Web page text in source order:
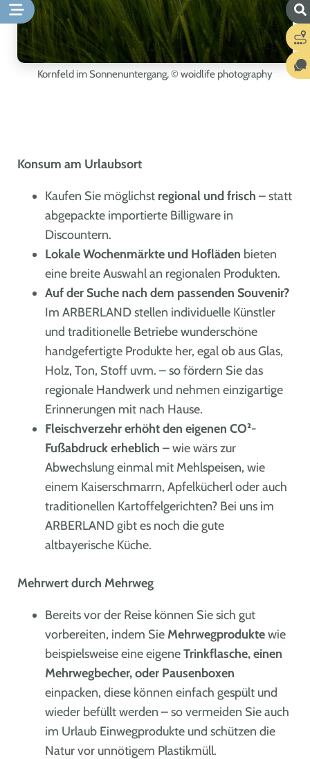
Kornfeld im Sonnenuntergang,© woidlife photography
Konsum am Urlaubsort
Kaufen Sie möglichst regional und frisch – statt
abgepackte importierte Billigware in
Discountern.
Lokale Wochenmärkte und Hofläden bieten
eine breite Auswahl an regionalen Produkten.
Auf der Suche nach dem passenden Souvenir?
Im ARBERLAND stellen individuelle Künstler
und traditionelle Betriebe wunderschöne
handgefertigte Produkte her, egal ob aus Glas,
Holz, Ton, Stoff uvm. – so fördern Sie das
regionale Handwerk und nehmen einzigartige
Erinnerungen mit nach Hause.
Fleischverzehr erhöht den eigenen CO²-
Fußabdruck erheblich – wie wärs zur
Abwechslung einmal mit Mehlspeisen, wie
einem Kaiserschmarrn, Apfelkücherl oder auch
traditionellen Kartoffelgerichten? Bei uns im
ARBERLAND gibt es noch die gute
altbayerische Küche.
Mehrwert durch Mehrweg
Bereits vor der Reise können Sie sich gut
vorbereiten, indem Sie Mehrwegproduktewie
beispielsweise eine eigeneTrinkflasche, einen
Mehrwegbecher, oder Pausenboxen
einpacken, diese können einfach gespült und
wieder befüllt werden – so vermeiden Sie auch
im Urlaub Einwegprodukte und schützen die
Natur vor unnötigem Plastikmüll.